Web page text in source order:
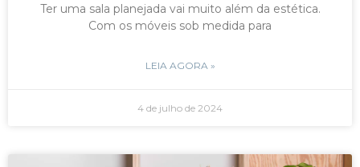
Ter uma sala planejada vai muito além da estética.
Com os móveis sob medida para
LEIA AGORA »
4 de julho de 2024